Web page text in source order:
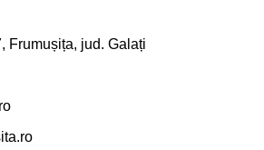
Frumușița, jud. Galați